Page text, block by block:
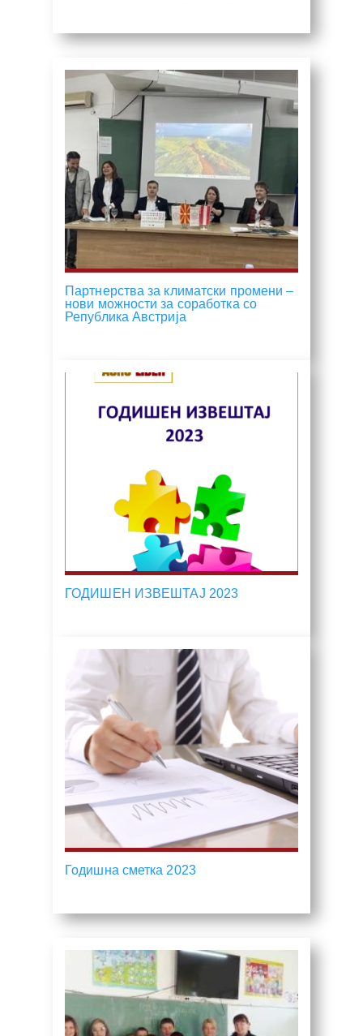
Партнерства за климатски промени –
нови можности за соработка со
Република Австрија
ГОДИШЕН ИЗВЕШТАЈ 2023
Годишна сметка 2023